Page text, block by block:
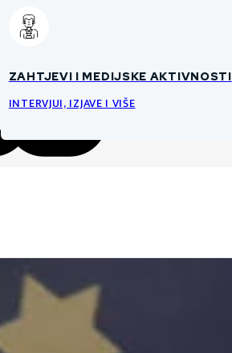
ZAHTJEVI I MEDIJSKE AKTIVNOSTI
INTERVJUI, IZJAVE I VIŠE